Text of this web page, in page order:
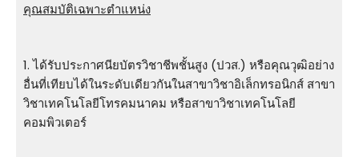
คุณสมบัติเฉพาะตำแหน่ง
1. ได้รับประกาศนียบัตรวิชาชีพชั้นสูง (ปวส.) หรือคุณวุฒิอย่าง
อื่นที่เทียบได้ในระดับเดียวกันในสาขาวิชาอิเล็กทรอนิกส์ สาขา
วิชาเทคโนโลยีโทรคมนาคม หรือสาขาวิชาเทคโนโลยี
คอมพิวเตอร์